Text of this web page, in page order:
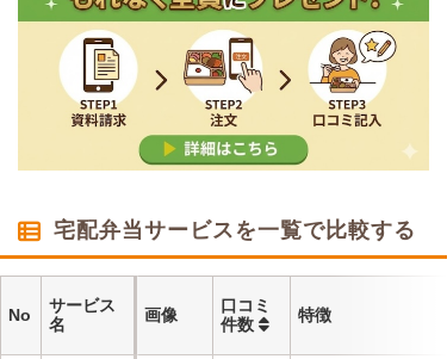
宅配弁当サービスを一覧で比較する
No
サービス
名
画像
口コミ
件数
特徴